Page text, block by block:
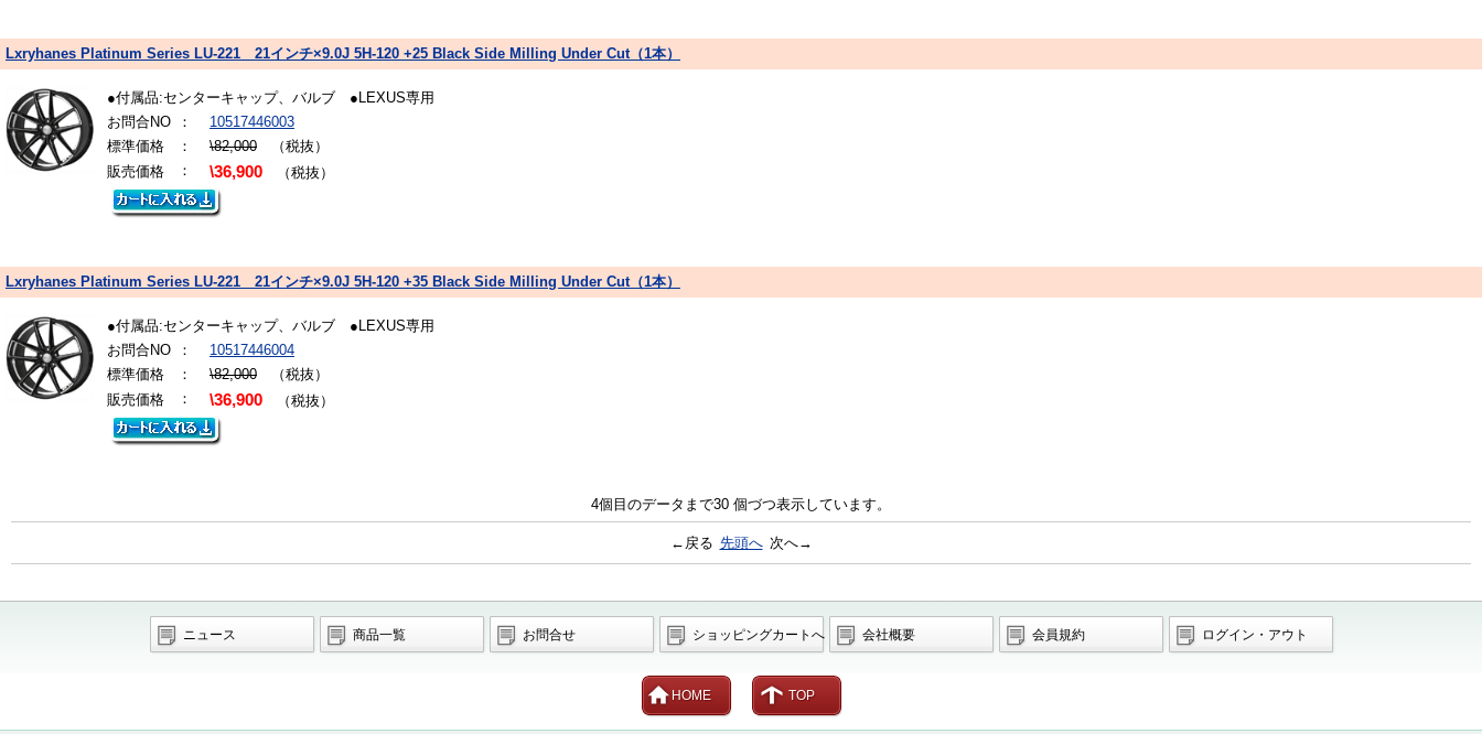
Lxryhanes Platinum Series LU-221 21インチ×9.0J 5H-120 +25 Black Side Milling Under Cut（1本）
●付属品:センターキャップ、バルブ ●LEXUS専用
お問合NO
：
10517446003
標準価格
： \82,000 （税抜）
販売価格
： \36,900 （税抜）
Lxryhanes Platinum Series LU-221 21インチ×9.0J 5H-120 +35 Black Side Milling Under Cut（1本）
●付属品:センターキャップ、バルブ ●LEXUS専用
お問合NO
：
10517446004
標準価格
： \82,000 （税抜）
販売価格
： \36,900 （税抜）
4個目のデータまで30 個づつ表示しています。
←戻る 先頭へ 次へ→
ニュース 商品一覧 お問合せ ショッピングカートへ 会社概要 会員規約 ログイン・アウト
HOME TOP